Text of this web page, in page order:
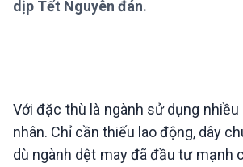
360 độ Sức khỏe
Bước chân đến trường
VOV1 đặc biệt
Thanh âm ký sự
dịp Tết Nguyên đán.
Với đặc thù là ngành sử dụng
nhân. Chỉ cần thiếu lao động, dây
dù ngành dệt may đã đầu tư mạnh